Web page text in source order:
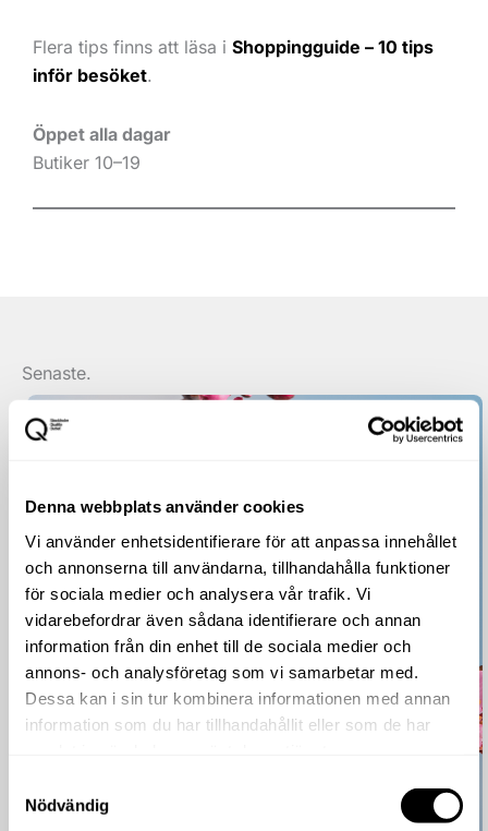
Denna webbplats använder cookies
Vi använder enhetsidentifierare för att anpassa innehållet
och annonserna till användarna, tillhandahålla funktioner
för sociala medier och analysera vår trafik. Vi
vidarebefordrar även sådana identifierare och annan
information från din enhet till de sociala medier och
annons- och analysföretag som vi samarbetar med.
Dessa kan i sin tur kombinera informationen med annan
information som du har tillhandahållit eller som de har
Nödvändig
Flera tips finns att läsa i Shoppingguide – 10 tips
inför besöket.
Öppet alla dagar
Butiker 10–19
Senaste.